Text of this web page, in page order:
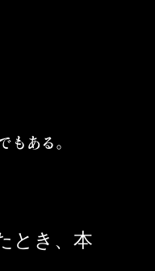
もある。
とき、本